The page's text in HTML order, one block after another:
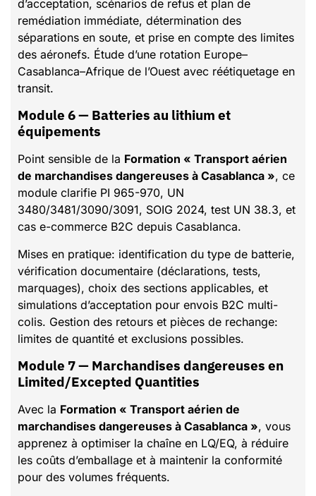
d’acceptation, scénarios de refus et plan de
remédiation immédiate, détermination des
séparations en soute, et prise en compte des limites
des aéronefs. Étude d’une rotation Europe–
Casablanca–Afrique de l’Ouest avec réétiquetage en
transit.
Module 6 — Batteries au lithium et
équipements
Point sensible de la Formation « Transport aérien
de marchandises dangereuses à Casablanca », ce
module clarifie PI 965-970, UN
3480/3481/3090/3091, SOIG 2024, test UN 38.3, et
cas e-commerce B2C depuis Casablanca.
Mises en pratique: identification du type de batterie,
vérification documentaire (déclarations, tests,
marquages), choix des sections applicables, et
simulations d’acceptation pour envois B2C multi-
colis. Gestion des retours et pièces de rechange:
limites de quantité et exclusions possibles.
Module 7 — Marchandises dangereuses en
Limited/Excepted Quantities
Avec la Formation « Transport aérien de
marchandises dangereuses à Casablanca », vous
apprenez à optimiser la chaîne en LQ/EQ, à réduire
les coûts d’emballage et à maintenir la conformité
pour des volumes fréquents.